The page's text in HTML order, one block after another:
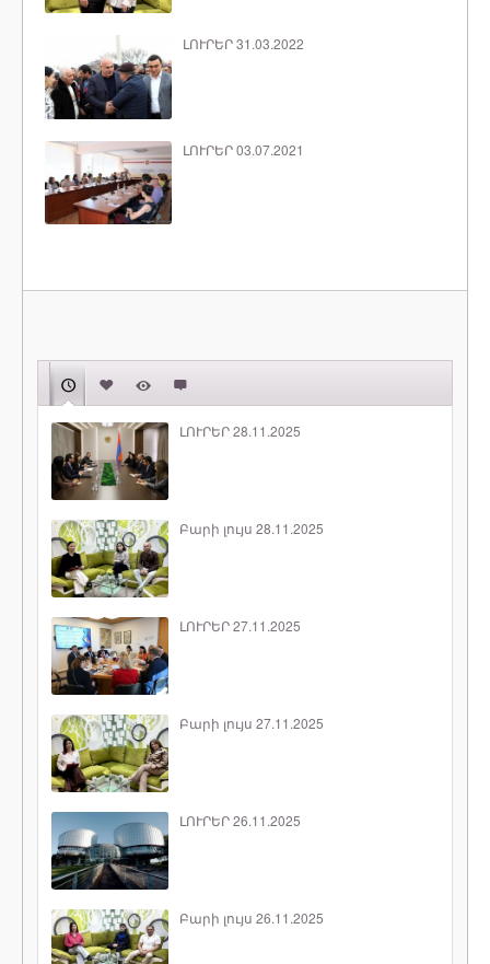
ԼՈՒՐԵՐ 31.03.2022
ԼՈՒՐԵՐ 03.07.2021
ԼՈՒՐԵՐ 28.11.2025
Բարի լույս 28.11.2025
ԼՈՒՐԵՐ 27.11.2025
Բարի լույս 27.11.2025
ԼՈՒՐԵՐ 26.11.2025
Բարի լույս 26.11.2025